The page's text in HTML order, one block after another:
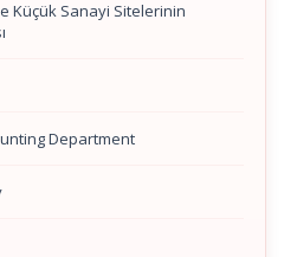
Küçük Sanayi Sitelerinin
Department